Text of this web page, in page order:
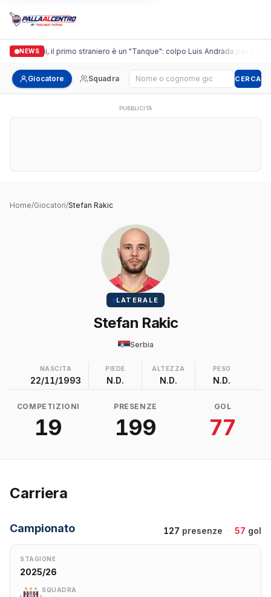
NEWS
Casalguidi, il primo straniero è un "Tanque": colpo Luis Andrada per il
Giocatore Squadra Cerca giocatore CERCA
PUBBLICITÀ
Home/Giocatori/Stefan Rakic
LATERALE
Stefan Rakic
Serbia
NASCITA
22/11/1993
PIEDE
N.D.
ALTEZZA
N.D.
PESO
N.D.
COMPETIZIONI
19
PRESENZE
199
GOL
77
Carriera
Campionato 127 presenze · 57 gol
STAGIONE
2025/26
SQUADRA